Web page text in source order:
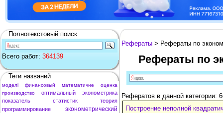
Полнотекстовый поиск
Всего работ: 364139
Теги названий
моделі финансовый математичне
оценка
производство
оптимальный
эконометрика
показатель
статистик
теория
программирование
эконометрический
Рефераты > Рефераты по
Рефераты по
Рефератов в данной категории:
Построение неполной